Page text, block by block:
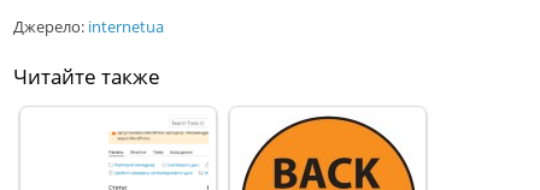
Джерело: internetua
Читайте также